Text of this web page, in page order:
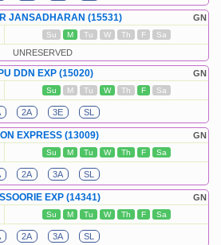
GN
JANSADHARAN (15531)
Su M Tu W Th F Sa
UNRESERVED
GN
DDN EXP (15020)
Su M Tu W Th F Sa
2A 3E SL
GN
EXPRESS (13009)
Su M Tu W Th F Sa
2A 3A SL
GN
EXP (14341)
Su M Tu W Th F Sa
2A 3A SL